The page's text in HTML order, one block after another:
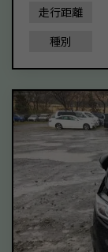
走行距離
種別